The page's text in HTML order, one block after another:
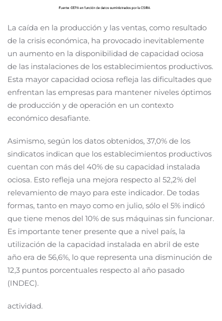
La caída en la producción y las ventas, como resultado
de la crisis económica, ha provocado inevitablemente
un aumento en la disponibilidad de capacidad ociosa
de las instalaciones de los establecimientos productivos.
Esta mayor capacidad ociosa refleja las dificultades que
enfrentan las empresas para mantener niveles óptimos
de producción y de operación en un contexto
económico desafiante.
Asimismo, según los datos obtenidos, 37,0% de los
sindicatos indican que los establecimientos productivos
cuentan con más del 40% de su capacidad instalada
ociosa. Esto refleja una mejora respecto al 52,2% del
relevamiento de mayo para este indicador. De todas
formas, tanto en mayo como en julio, sólo el 5% indicó
que tiene menos del 10% de sus máquinas sin funcionar.
Es importante tener presente que a nivel país, la
utilización de la capacidad instalada en abril de este
año era de 56,6%, lo que representa una disminución de
12,3 puntos porcentuales respecto al año pasado
(INDEC).
actividad.